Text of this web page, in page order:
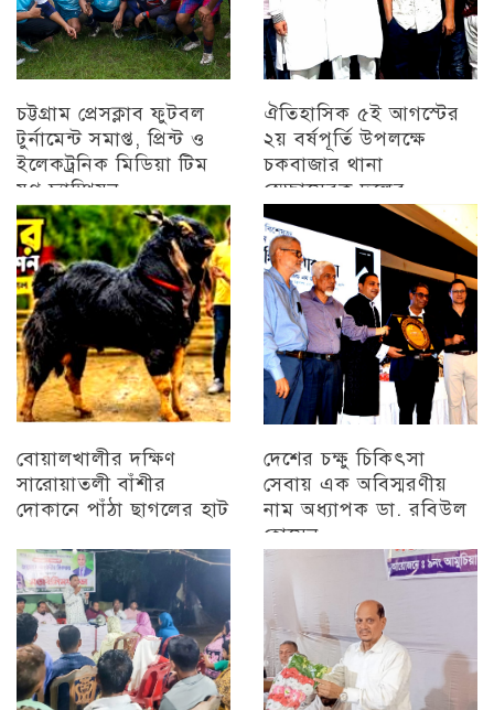
চট্টগ্রাম প্রেসক্লাব ফুটবল
টুর্নামেন্ট সমাপ্ত, প্রিন্ট ও
ইলেকট্রনিক মিডিয়া টিম
যুগ্ন চ্যাম্পিয়ন
চট্টগ্রাম
ঐতিহাসিক ৫ই আগস্টের
২য় বর্ষপূর্তি উপলক্ষে
চকবাজার থানা
স্বেচ্ছাসেবক দলের
প্রামাণ্যচিত্র প্রদর্শন ও
বিজয় মিছিল
চট্টগ্রাম
বোয়ালখালীর দক্ষিণ
সারোয়াতলী বাঁশীর
দোকানে পাঁঠা ছাগলের হাট
দেশের চক্ষু চিকিৎসা
সেবায় এক অবিস্মরণীয়
নাম অধ্যাপক ডা. রবিউল
হোসেন